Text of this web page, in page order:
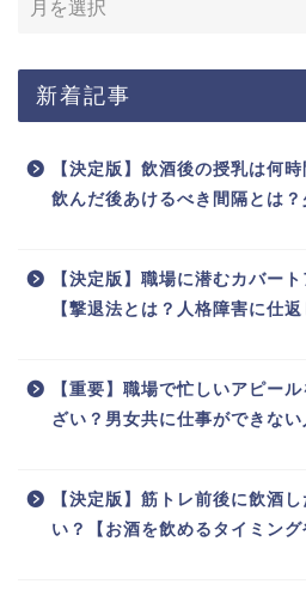
新着記事
【決定版】飲酒後の授乳は何
飲んだ後あけるべき間隔とは？
【決定版】職場に潜むカバー
【撃退法とは？人格障害に仕返
【重要】職場で忙しいアピー
ざい？男女共に仕事ができない
【決定版】筋トレ前後に飲酒
い？【お酒を飲めるタイミング